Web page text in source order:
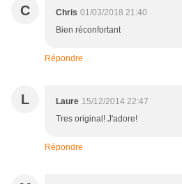
C Chris 01/03/2018 21:40
Bien réconfortant
Répondre
L Laure 15/12/2014 22:47
Tres original! J'adore!
Répondre